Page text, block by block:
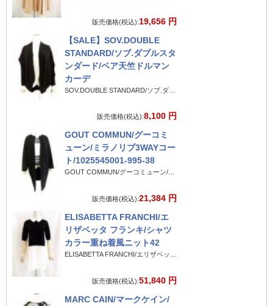
販売価格(税込):19,656 円
【SALE】SOV.DOUBLE
STANDARD/ソブ.ダブルスタ
ンダード/ベア天竺ドルマン
カーデ
販売価格(税込):8,100 円
GOUT COMMUN/グーコミ
ューン/ミラノリブ3WAYコー
ト/1025545001-995-38
販売価格(税込):21,384 円
ELISABETTA FRANCHI/エ
リザベッタ フランキ/シャツ
カラー重ね着風ニット42
販売価格(税込):51,840 円
MARC CAIN/マークケイン/